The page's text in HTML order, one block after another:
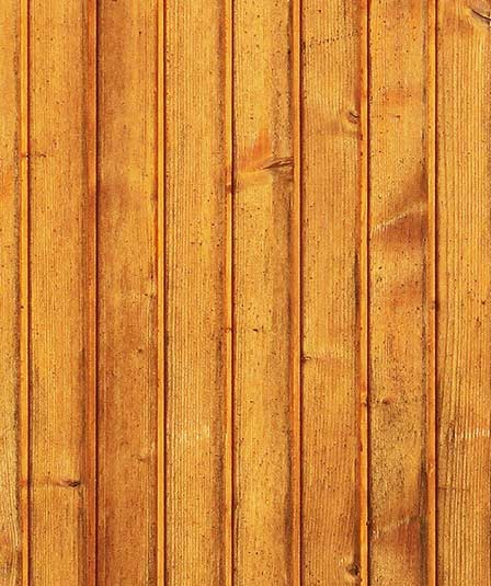
18.00:
Pauze
18.35:
18.45:
19.00:de
19.15:
Ronnie
19.30:
19.45:
Pauze